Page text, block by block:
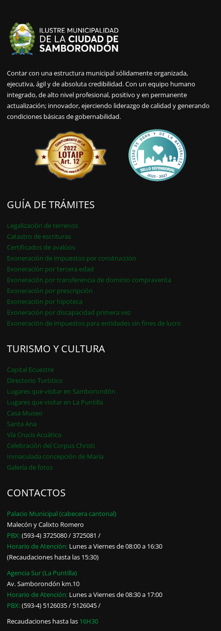
Contar con una estructura municipal sólidamente organizada,
ejecutiva, ágil y de absoluta credibilidad. Con un equipo humano
integrado, de alto nivel profesional, positivo y en permanente
actualización; innovador, ejerciendo liderazgo de calidad y generando
condiciones básicas de gobernabilidad.
GUÍA DE TRÁMITES
Legalización de terrenos
Catastro de escrituras
Certificados de avalúos
Exoneración de impuestos por construcción
Exoneración por tercera edad
Exoneración por transferencia de dominio compraventa
Exoneración por prescripción
Exoneración por hipoteca
Exoneración por discapacidad primera vez
Exoneración de impuestos para entidades sin fines de lucro
TURISMO Y CULTURA
Capital Ecuestre
Directorio Turístico
Lugares que visitar en Samborondón
Lugares que visitar en La Puntilla
Casa Museo
Santa Ana
Vía Crucis Acuático
Celebración del Corpus Christi
Inmaculada concepción de María
Galería de fotos
CONTACTOS
Palacio Municipal (cabecera cantonal)
Malecón y Calixto Romero
PBX:(593-4) 3725080 / 3725081 /
Horario de Atención: Lunes a Viernes de 08:00 a 16:30
(Recaudaciones hasta las 15:30)
Agencia Sur (La Puntilla)
Av. Samborondón km.10
Horario de Atención: Lunes a Viernes de 08:30 a 17:00
PBX:(593-4) 5126035 / 5126045 /
Recaudaciones hasta las 16H30